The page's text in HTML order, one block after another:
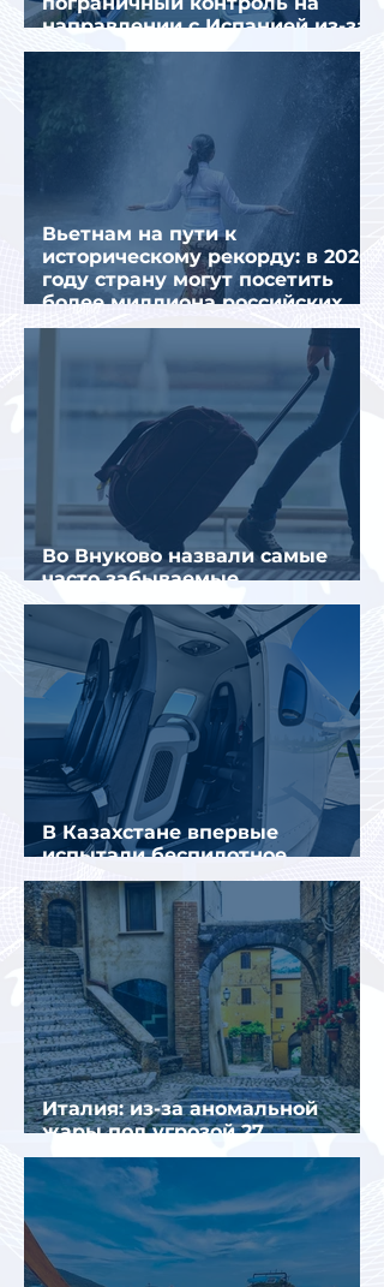
направлении с Испанией из-за
миграционного кризиса
Вьетнам на пути к
историческому рекорду: в 2026
году страну могут посетить
более миллиона российских
туристов
Во Внуково назвали самые
часто забываемые
пассажирами вещи
В Казахстане впервые
испытали беспилотное
аэротакси с пассажирами
Италия: из-за аномальной
жары под угрозой 27
крупнейших городов